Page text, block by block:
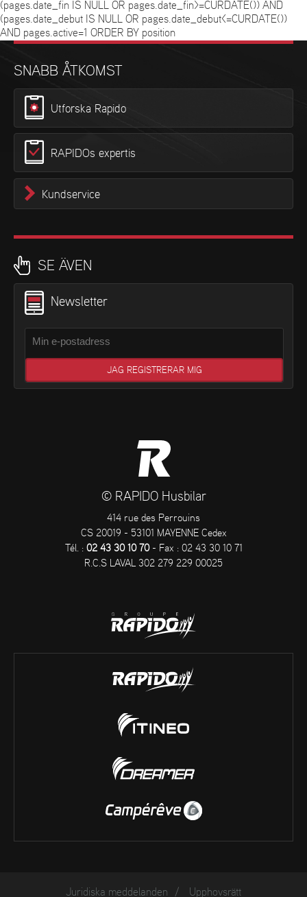
(pages.date_fin IS NULL OR pages.date_fin>=CURDATE()) AND
(pages.date_debut IS NULL OR pages.date_debut<=CURDATE())
AND pages.active=1 ORDER BY position
SNABB ÅTKOMST
Utforska Rapido
RAPIDOs expertis
Kundservice
SE ÄVEN
Newsletter
© RAPIDO Husbilar
414 rue des Perrouins
CS 20019 - 53101 MAYENNE Cedex
Tél. : 02 43 30 10 70- Fax : 02 43 30 10 71
R.C.S LAVAL 302 279 229 00025
Juridiska meddelanden / Upphovsrätt